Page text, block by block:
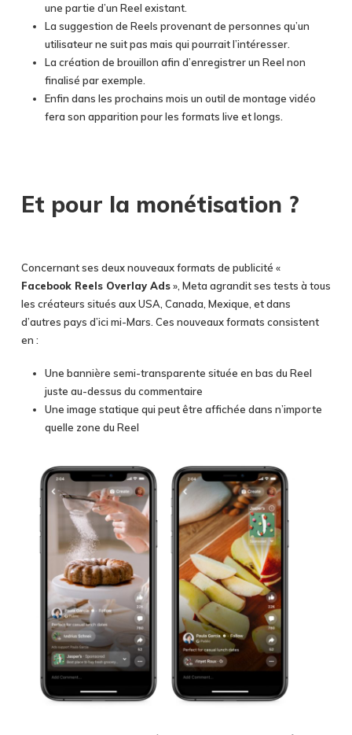
une partie d’un Reel existant.
La suggestion de Reels provenant de personnes qu’un
utilisateur ne suit pas mais qui pourrait l’intéresser.
La création de brouillon afin d’enregistrer un Reel non
finalisé par exemple.
Enfin dans les prochains mois un outil de montage vidéo
fera son apparition pour les formats live et longs.
Et pour la monétisation ?
Concernant ses deux nouveaux formats de publicité «
Facebook Reels Overlay Ads», Meta agrandit ses tests à tous
les créateurs situés aux USA, Canada, Mexique, et dans
d’autres pays d’ici mi-Mars. Ces nouveaux formats consistent
en :
Une bannière semi-transparente située en bas du Reel
juste au-dessus du commentaire
Une image statique qui peut être affichée dans n’importe
quelle zone du Reel